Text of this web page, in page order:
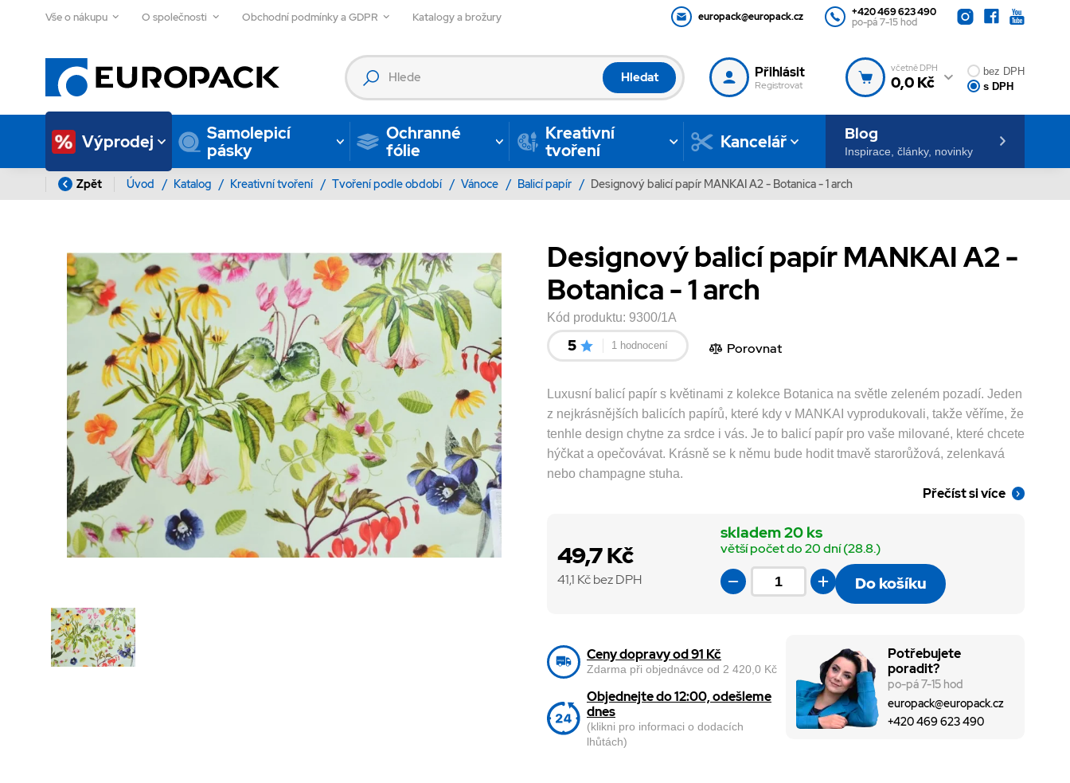
Vše o nákupu O společnosti Obchodní podmínky a GDPR Katalogy a brožury europack@europack.cz
+420 469 623 490
po-pá 7-15 hod
Hledat Přihlásit
Registrovat
včetně DPH
0,0 Kč
bez DPH
s DPH
Výprodej
Samolepicí
pásky
Ochranné
fólie
Kreativní
tvoření
Kancelář Blog
Inspirace, články, novinky
Zpět Úvod / Katalog / Kreativní tvoření / Tvoření podle období / Vánoce / Balicí papír / Designový balicí papír MANKAI A2 - Botanica - 1 arch
Designový balicí papír MANKAI A2 -
Botanica - 1 arch
Kód produktu: 9300/1A
5 1 hodnocení Porovnat
Luxusní balicí papír s květinami z kolekce Botanica na světle zeleném pozadí. Jeden
z nejkrásnějších balicích papírů, které kdy v MANKAI vyprodukovali, takže věříme, že
tenhle design chytne za srdce i vás. Je to balicí papír pro vaše milované, které chcete
hýčkat a opečovávat. Krásně se k němu bude hodit tmavě starorůžová, zelenkavá
nebo champagne stuha.
Přečíst si více
49,7 Kč
41,1 Kč bez DPH
skladem 20 ks
větší počet do 20 dní (28.8.)
Do košíku
Ceny dopravy od 91 Kč
Zdarma při objednávce od 2 420,0 Kč
Objednejte do 12:00, odešleme
dnes
(klikni pro informaci o dodacích
lhůtách)
Potřebujete
poradit?
po-pá 7-15 hod
europack@europack.cz
+420 469 623 490